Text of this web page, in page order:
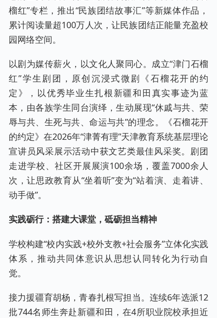
榴红”专栏，推出“民族团结故事汇”等新媒体作品，
累计阅读量超100万人次，让民族团结正能量充盈校
园网络空间。
以剧为媒传薪火，以文化人聚同心。成立“津门石榴
红”学生剧团，原创沉浸式微剧《石榴花开的约
定》，以优秀毕业生扎根新疆和田真实事迹为蓝
本，由各族学生同台演绎，生动展现“休戚与共、荣
辱与共、生死与共、命运与共”的理念。《石榴花开
的约定》在2026年“津菁有理”天津教育系统基层理论
宣讲员风采展示活动中获文艺类最佳风采奖。剧团
走进学校、社区开展展演100余场，覆盖7000余人
次，让思政教育从“坐着听”变为“站着演、走着讲、
动手做”。
实践砺行：搭建大课堂，砥砺担当精神
学校构建“校内实践+校外支教+社会服务”立体化实践
体系，推动共同体意识从思想认同转化为行动自
觉。
接力援疆育胡杨，青春扎根写担当。连续6年选派12
批744名师生奔赴新疆和田，在4所职业院校承担近